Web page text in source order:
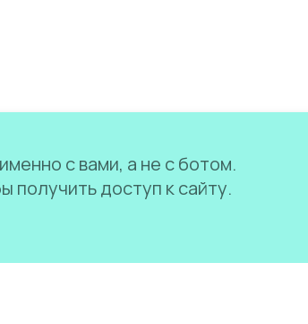
с вами, а не с ботом.
получить доступ к сайту.